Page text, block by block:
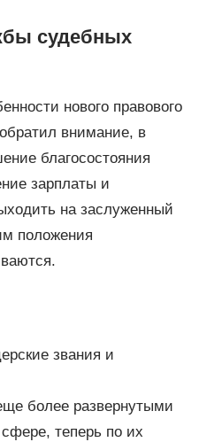
судебных
нового правового
внимание, в
благосостояния
зарплаты и
на заслуженный
положения
звания и
более развернутыми
теперь по их